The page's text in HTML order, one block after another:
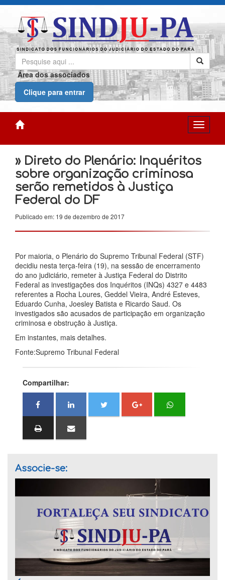
Área dos associados
Clique para entrar
» Direto do Plenário: Inquéritos
sobre organização criminosa
serão remetidos à Justiça
Federal do DF
Publicado em: 19 de dezembro de 2017
Por maioria, o Plenário do Supremo Tribunal Federal (STF)
decidiu nesta terça-feira (19), na sessão de encerramento
do ano judiciário, remeter à Justiça Federal do Distrito
Federal as investigações dos Inquéritos (INQs) 4327 e 4483
referentes a Rocha Loures, Geddel Vieira, André Esteves,
Eduardo Cunha, Joesley Batista e Ricardo Saud. Os
investigados são acusados de participação em organização
criminosa e obstrução à Justiça.
Em instantes, mais detalhes.
Fonte:Supremo Tribunal Federal
Compartilhar:
Associe-se: